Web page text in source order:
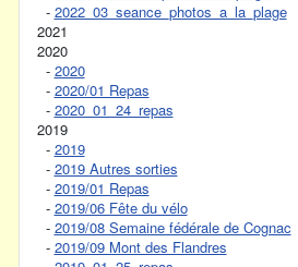
- 2022_03_seance_photos_a_la_plage
2021
2020
- 2020
- 2020/01 Repas
- 2020_01_24_repas
2019
- 2019
- 2019 Autres sorties
- 2019/01 Repas
- 2019/06 Fête du vélo
- 2019/08 Semaine fédérale de Cognac
- 2019/09 Mont des Flandres